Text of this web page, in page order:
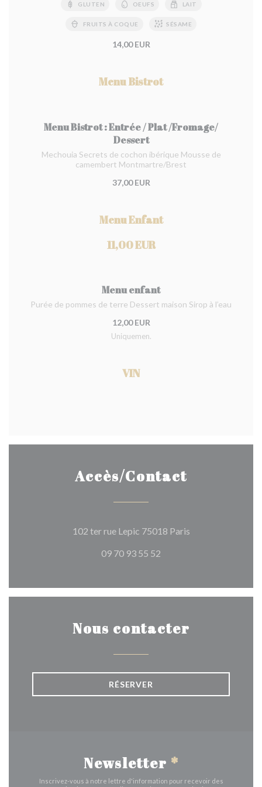
GLUTEN OEUFS LAIT
FRUITS À COQUE SÉSAME
14,00 EUR
Menu Bistrot
Menu Bistrot : Entrée / Plat /Fromage/
Dessert
Mechouia Secrets de cochon ibérique Mousse de
camembert Montmartre/Brest
37,00 EUR
Menu Enfant
11,00 EUR
Menu enfant
Purée de pommes de terre Dessert maison Sirop à l’eau
12,00 EUR
Uniquemen.
VIN
Accès/Contact
102 ter rue Lepic 75018 Paris((ouvre une
09 70 93 55 52
Nous contacter
RÉSERVER
Newsletter *
Inscrivez-vous à notre lettre d'information pour recevoir des